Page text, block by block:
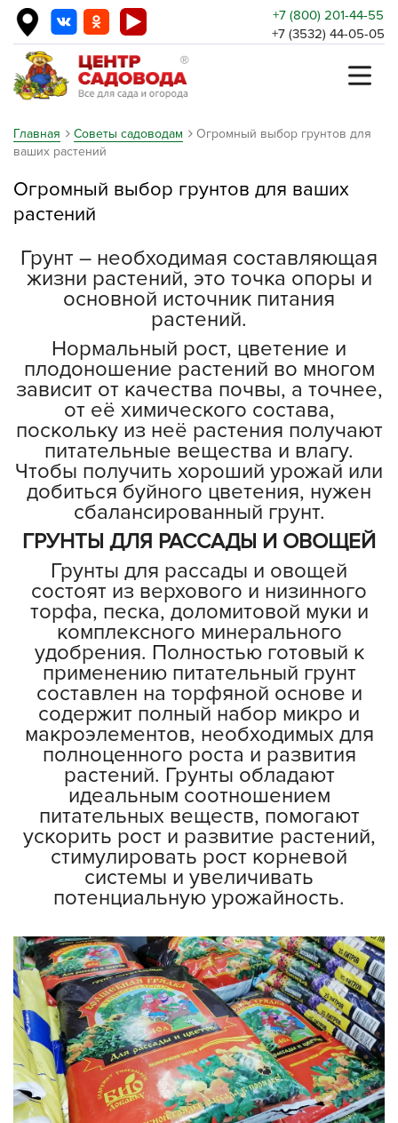
+7 (800) 201-44-55
+7 (3532) 44-05-05
Главная Советы садоводам
Огромный выбор грунтов для
ваших растений
Огромный выбор грунтов для ваших
растений
Грунт – необходимая составляющая
жизни растений, это точка опоры и
основной источник питания
растений.
Нормальный рост, цветение и
плодоношение растений во многом
зависит от качества почвы, а точнее,
от её химического состава,
поскольку из неё растения получают
питательные вещества и влагу.
Чтобы получить хороший урожай или
добиться буйного цветения, нужен
сбалансированный грунт.
ГРУНТЫ ДЛЯ РАССАДЫ И ОВОЩЕЙ
Грунты для рассады и овощей
состоят из верхового и низинного
торфа, песка, доломитовой муки и
комплексного минерального
удобрения. Полностью готовый к
применению питательный грунт
составлен на торфяной основе и
содержит полный набор микро и
макроэлементов, необходимых для
полноценного роста и развития
растений. Грунты обладают
идеальным соотношением
питательных веществ, помогают
ускорить рост и развитие растений,
стимулировать рост корневой
системы и увеличивать
потенциальную урожайность.